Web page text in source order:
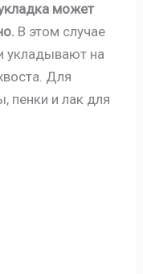
может
В этом случае
укладывают на
Для
пенки и лак для